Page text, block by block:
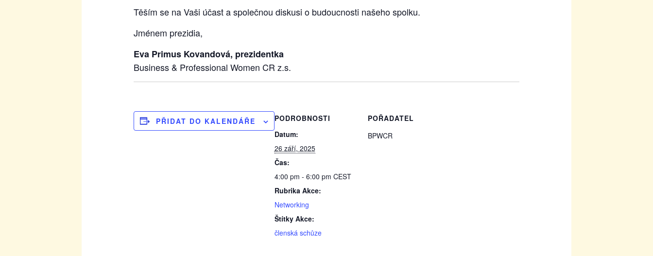
Těším se na Vaši účast a společnou diskusi o budoucnosti našeho spolku.
Jménem prezidia,
Eva Primus Kovandová, prezidentka
Business & Professional Women CR z.s.
PŘIDAT DO KALENDÁŘE
PODROBNOSTI
Datum:
26 září, 2025
Čas:
4:00 pm - 6:00 pm CEST
Rubrika Akce:
Networking
Štítky Akce:
členská schůze
POŘADATEL
BPWCR